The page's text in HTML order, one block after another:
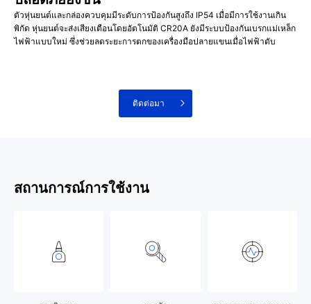
ตัวหุ่นยนต์และกล่องควบคุมมีระดับการป้องกันสูงถึง IP54 เมื่อมีการใช้งานเกิน
พิกัด หุ่นยนต์จะส่งเสียงเตือนโดยอัตโนมัติ CR20A ยังมีระบบป้องกันเบรกแม่เหล็ก
ไฟฟ้าแบบใหม่ ซึ่งช่วยลดระยะการตกของเครื่องมือปลายแขนเมื่อไฟฟ้าดับ
ติดต่อมา
สถานการณ์การใช้งาน